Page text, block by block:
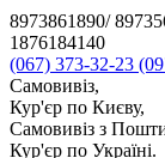
8973861890/
1876184140
(067) 373-32-23
Самовивіз,
Кур'єр по Києву,
Самовивіз з
Кур'єр по Україні.